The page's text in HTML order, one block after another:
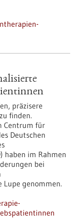
präzisere
finden.
Centrum für
Deutschen
haben im Rahmen
bei
genommen.